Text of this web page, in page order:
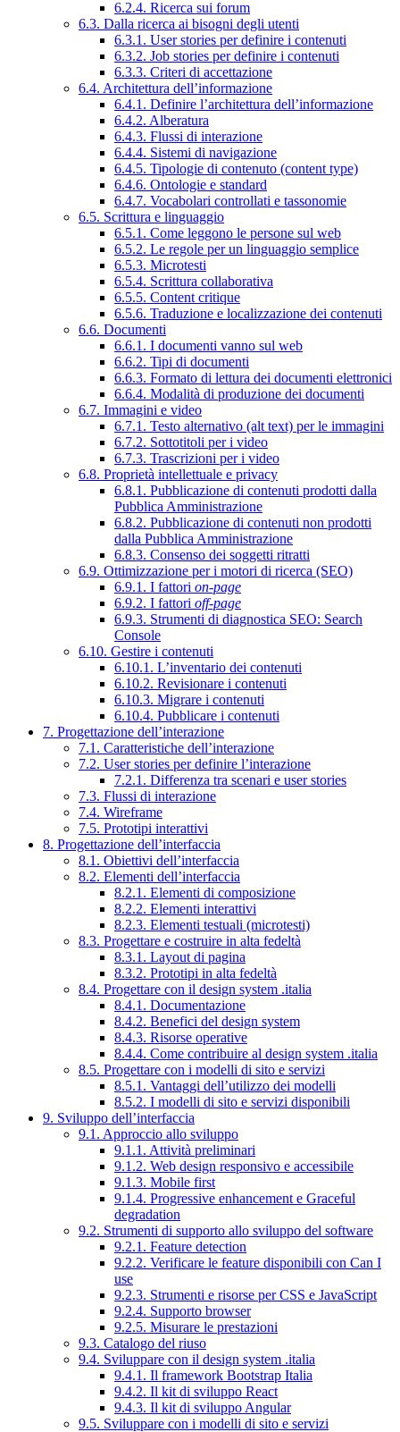
6.2.4. Ricerca sui forum
6.3. Dalla ricerca ai bisogni degli utenti
6.3.1. User stories per definire i contenuti
6.3.2. Job stories per definire i contenuti
6.3.3. Criteri di accettazione
6.4. Architettura dell’informazione
6.4.1. Definire l’architettura dell’informazione
6.4.2. Alberatura
6.4.3. Flussi di interazione
6.4.4. Sistemi di navigazione
6.4.5. Tipologie di contenuto (content type)
6.4.6. Ontologie e standard
6.4.7. Vocabolari controllati e tassonomie
6.5. Scrittura e linguaggio
6.5.1. Come leggono le persone sul web
6.5.2. Le regole per un linguaggio semplice
6.5.3. Microtesti
6.5.4. Scrittura collaborativa
6.5.5. Content critique
6.5.6. Traduzione e localizzazione dei contenuti
6.6. Documenti
6.6.1. I documenti vanno sul web
6.6.2. Tipi di documenti
6.6.3. Formato di lettura dei documenti elettronici
6.6.4. Modalità di produzione dei documenti
6.7. Immagini e video
6.7.1. Testo alternativo (alt text) per le immagini
6.7.2. Sottotitoli per i video
6.7.3. Trascrizioni per i video
6.8. Proprietà intellettuale e privacy
6.8.1. Pubblicazione di contenuti prodotti dalla
Pubblica Amministrazione
6.8.2. Pubblicazione di contenuti non prodotti
dalla Pubblica Amministrazione
6.8.3. Consenso dei soggetti ritratti
6.9. Ottimizzazione per i motori di ricerca (SEO)
6.9.1. I fattori on-page
6.9.2. I fattori off-page
6.9.3. Strumenti di diagnostica SEO: Search
Console
6.10. Gestire i contenuti
6.10.1. L’inventario dei contenuti
6.10.2. Revisionare i contenuti
6.10.3. Migrare i contenuti
6.10.4. Pubblicare i contenuti
7. Progettazione dell’interazione
7.1. Caratteristiche dell’interazione
7.2. User stories per definire l’interazione
7.2.1. Differenza tra scenari e user stories
7.3. Flussi di interazione
7.4. Wireframe
7.5. Prototipi interattivi
8. Progettazione dell’interfaccia
8.1. Obiettivi dell’interfaccia
8.2. Elementi dell’interfaccia
8.2.1. Elementi di composizione
8.2.2. Elementi interattivi
8.2.3. Elementi testuali (microtesti)
8.3. Progettare e costruire in alta fedeltà
8.3.1. Layout di pagina
8.3.2. Prototipi in alta fedeltà
8.4. Progettare con il design system .italia
8.4.1. Documentazione
8.4.2. Benefici del design system
8.4.3. Risorse operative
8.4.4. Come contribuire al design system .italia
8.5. Progettare con i modelli di sito e servizi
8.5.1. Vantaggi dell’utilizzo dei modelli
8.5.2. I modelli di sito e servizi disponibili
9. Sviluppo dell’interfaccia
9.1. Approccio allo sviluppo
9.1.1. Attività preliminari
9.1.2. Web design responsivo e accessibile
9.1.3. Mobile first
9.1.4. Progressive enhancement e Graceful
degradation
9.2. Strumenti di supporto allo sviluppo del software
9.2.1. Feature detection
9.2.2. Verificare le feature disponibili con Can I
use
9.2.3. Strumenti e risorse per CSS e JavaScript
9.2.4. Supporto browser
9.2.5. Misurare le prestazioni
9.3. Catalogo del riuso
9.4. Sviluppare con il design system .italia
9.4.1. Il framework Bootstrap Italia
9.4.2. Il kit di sviluppo React
9.4.3. Il kit di sviluppo Angular
9.5. Sviluppare con i modelli di sito e servizi